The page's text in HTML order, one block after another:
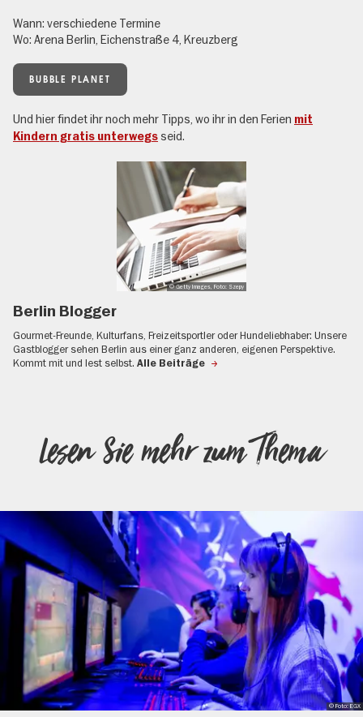
Wann: verschiedene Termine
Wo: Arena Berlin, Eichenstraße 4, Kreuzberg
BUBBLE PLANET
Und hier findet ihr noch mehr Tipps, wo ihr in den Ferien mit
Kindern gratis unterwegs seid.
© Getty Images, Foto: Szepy
Berlin Blogger
Gourmet-Freunde, Kulturfans, Freizeitsportler oder Hundeliebhaber: Unsere
Gastblogger sehen Berlin aus einer ganz anderen, eigenen Perspektive.
Kommt mit und lest selbst. Alle Beiträge
Lesen Sie mehr zum Thema
© Foto: EGX